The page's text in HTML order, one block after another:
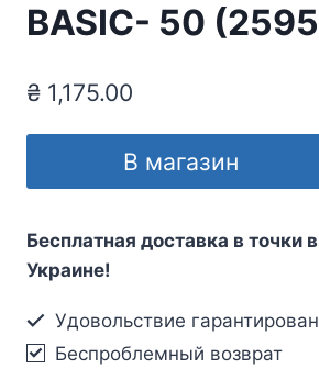
BASIC- 50
₴ 1,175.00
В магазин
Бесплатная доставка в точки
Украине!
Удовольствие
Беспроблемный возврат